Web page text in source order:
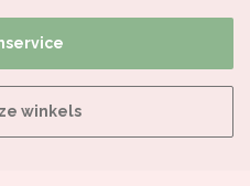
winkels